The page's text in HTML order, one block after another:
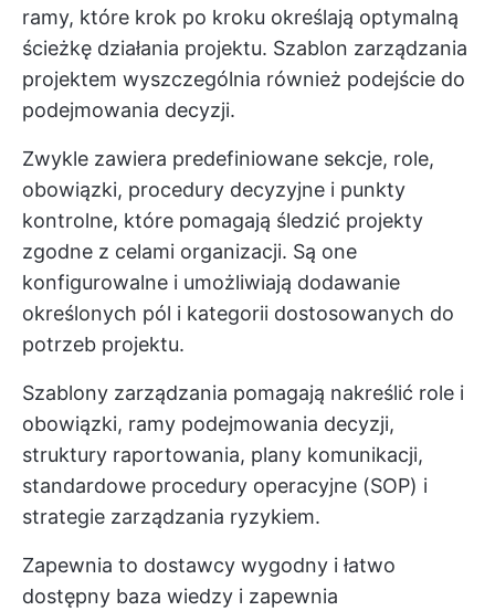
ramy, które krok po kroku określają optymalną
ścieżkę działania projektu. Szablon zarządzania
projektem wyszczególnia również podejście do
podejmowania decyzji.
Zwykle zawiera predefiniowane sekcje, role,
obowiązki, procedury decyzyjne i punkty
kontrolne, które pomagają śledzić projekty
zgodne z celami organizacji. Są one
konfigurowalne i umożliwiają dodawanie
określonych pól i kategorii dostosowanych do
potrzeb projektu.
Szablony zarządzania pomagają nakreślić role i
obowiązki, ramy podejmowania decyzji,
struktury raportowania, plany komunikacji,
standardowe procedury operacyjne (SOP) i
strategie zarządzania ryzykiem.
Zapewnia to dostawcy wygodny i łatwo
dostępny baza wiedzy i zapewnia